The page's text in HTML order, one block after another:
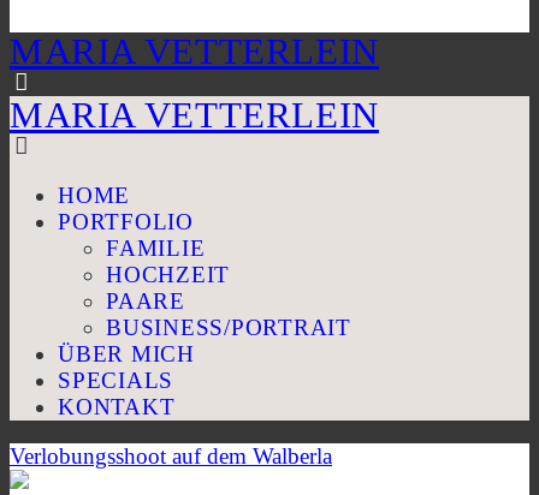
MARIA VETTERLEIN
MARIA VETTERLEIN
HOME
PORTFOLIO
FAMILIE
HOCHZEIT
PAARE
BUSINESS/PORTRAIT
ÜBER MICH
SPECIALS
KONTAKT
Verlobungsshoot auf dem Walberla